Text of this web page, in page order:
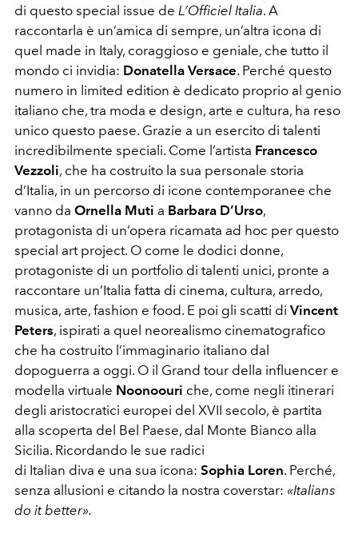
di questo special issue de L’Officiel Italia. A
raccontarla è un’amica di sempre, un’altra icona di
quel made in Italy, coraggioso e geniale, che tutto il
mondo ci invidia: Donatella Versace. Perché questo
numero in limited edition è dedicato proprio al genio
italiano che, tra moda e design, arte e cultura, ha reso
unico questo paese. Grazie a un esercito di talenti
incredibilmente speciali. Come l’artista Francesco
Vezzoli, che ha costruito la sua personale storia
d’Italia, in un percorso di icone contemporanee che
vanno da Ornella Muti a Barbara D’Urso,
protagonista di un’opera ricamata ad hoc per questo
special art project. O come le dodici donne,
protagoniste di un portfolio di talenti unici, pronte a
raccontare un’Italia fatta di cinema, cultura, arredo,
musica, arte, fashion e food. E poi gli scatti di Vincent
Peters, ispirati a quel neorealismo cinematografico
che ha costruito l’immaginario italiano dal
dopoguerra a oggi. O il Grand tour della influencer e
modella virtuale Noonoouri che, come negli itinerari
degli aristocratici europei del XVII secolo, è partita
alla scoperta del Bel Paese, dal Monte Bianco alla
Sicilia. Ricordando le sue radici
di Italian diva e una sua icona: Sophia Loren. Perché,
senza allusioni e citando la nostra coverstar: «Italians
do it better».